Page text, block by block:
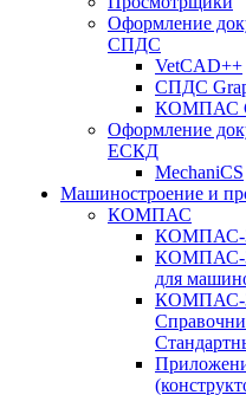
Оформление
СПДС
VetCAD++
СПДС
КОМПАС
Оформление
ЕСКД
MechaniCS
Машиностроение и
КОМПАС
КОМПАС-
КОМПАС-
для
КОМПАС-